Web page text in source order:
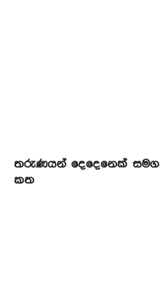
තරුණයන් දෙදෙනෙක්
කත